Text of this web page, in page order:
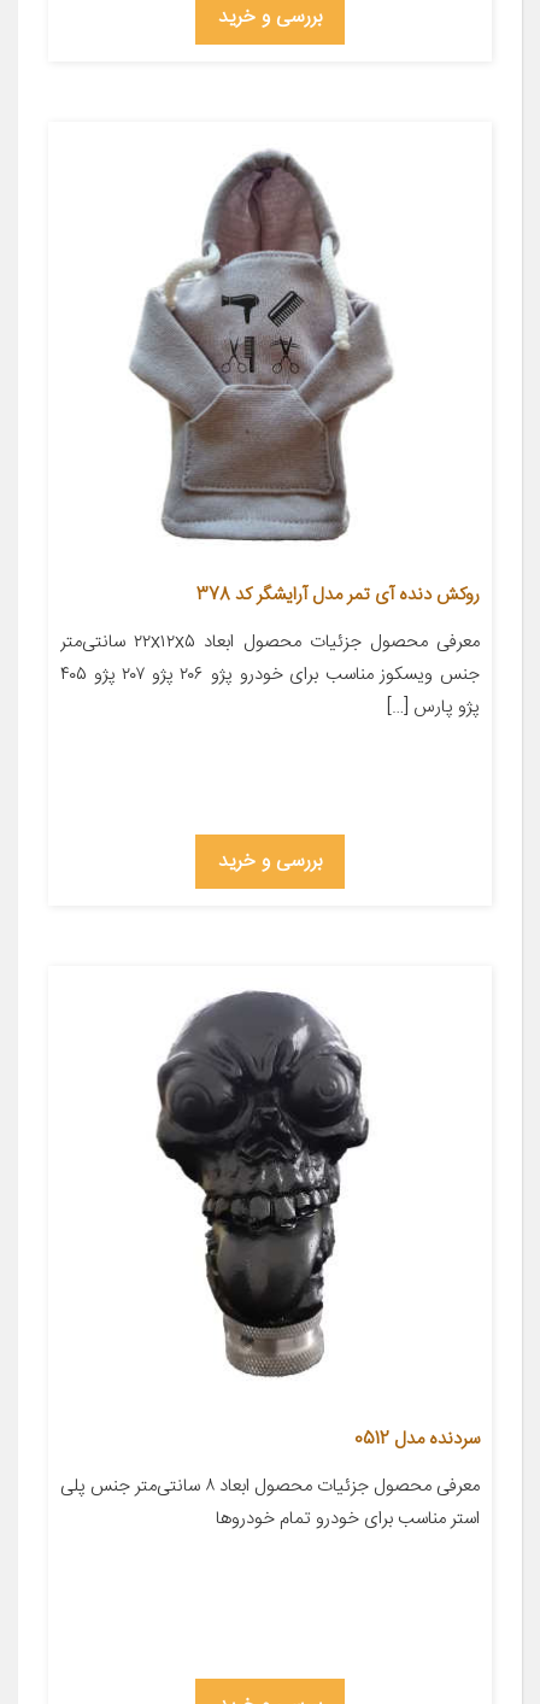
بررسی و خرید
روکش دنده آی تمر مدل آرایشگر کد 378
معرفی محصول جزئیات محصول ابعاد ۲۲x۱۲x۵ سانتی‌متر
جنس ویسکوز مناسب برای خودرو پژو ۲۰۶ پژو ۲۰۷ پژو ۴۰۵
پژو پارس […]
بررسی و خرید
سردنده مدل 0512
معرفی محصول جزئیات محصول ابعاد ۸ سانتی‌متر جنس پلی
استر مناسب برای خودرو تمام خودروها